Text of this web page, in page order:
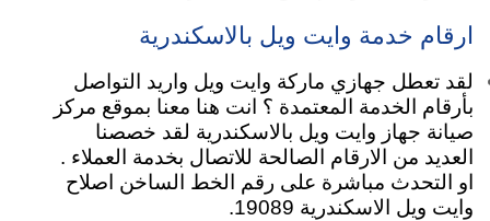
ارقام خدمة وايت ويل بالاسكندرية
لقد تعطل جهازي ماركة وايت ويل واريد التواصل
بأرقام الخدمة المعتمدة ؟ انت هنا معنا بموقع مركز
صيانة جهاز وايت ويل بالاسكندرية لقد خصصنا
العديد من الارقام الصالحة للاتصال بخدمة العملاء .
او التحدث مباشرة على رقم الخط الساخن اصلاح
وايت ويل الاسكندرية 19089.